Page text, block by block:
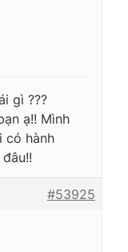
gì ???
ạ!! Mình
có hành
#53925